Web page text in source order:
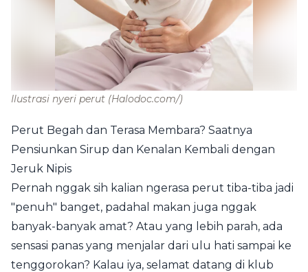
Ilustrasi nyeri perut (Halodoc.com/)
Perut Begah dan Terasa Membara? Saatnya
Pensiunkan Sirup dan Kenalan Kembali dengan
Jeruk Nipis
Pernah nggak sih kalian ngerasa perut tiba-tiba jadi
"penuh" banget, padahal makan juga nggak
banyak-banyak amat? Atau yang lebih parah, ada
sensasi panas yang menjalar dari ulu hati sampai ke
tenggorokan? Kalau iya, selamat datang di klub